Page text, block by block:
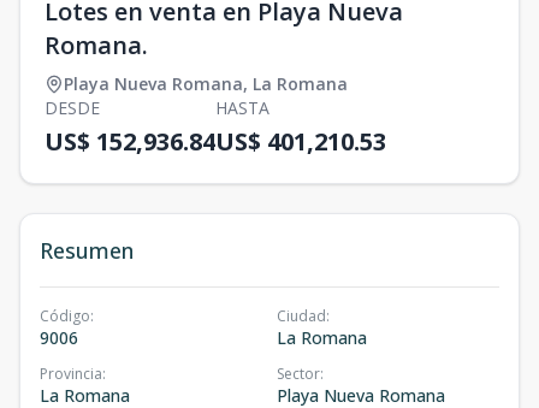
Lotes en venta en Playa Nueva
Romana.
Playa Nueva Romana, La Romana
DESDE
US$ 152,936.84
HASTA
US$ 401,210.53
Resumen
Código:
9006
Ciudad:
La Romana
Provincia:
La Romana
Sector:
Playa Nueva Romana